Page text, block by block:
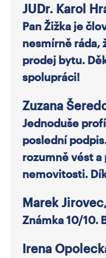
JUDr. Karol
Pan Žižka je
nesmírně ráda,
prodej bytu.
spolupráci!
Zuzana
Jednoduše
poslední
rozumně vést
nemovitosti.
Marek
Známka 10/10.
Irena